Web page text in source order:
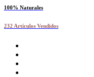
100% Naturales
232 Artículos Vendidos